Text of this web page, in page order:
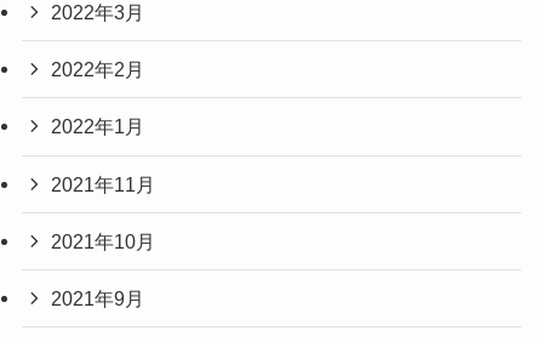
2022年3月
2022年2月
2022年1月
2021年11月
2021年10月
2021年9月